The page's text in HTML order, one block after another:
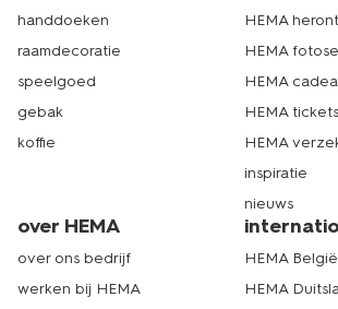
handdoeken
raamdecoratie
speelgoed
gebak
koffie
HEMA
HEMA
HEMA
HEMA tickets
HEMA
inspiratie
nieuws
over HEMA
over ons bedrijf
werken bij HEMA
HEMA België
HEMA